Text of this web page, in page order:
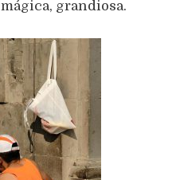
grandiosa.